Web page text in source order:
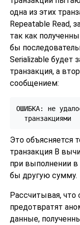
одна из этих
Repeatable Read,
так как
бы
Serializable будет
транзакция, а
сообщением:
ОШИБКА: не
  транзакциями
Это объясняется
транзакция B
при выполнении
бы другую сумму.
Рассчитывая, что
предотвратят
данные,